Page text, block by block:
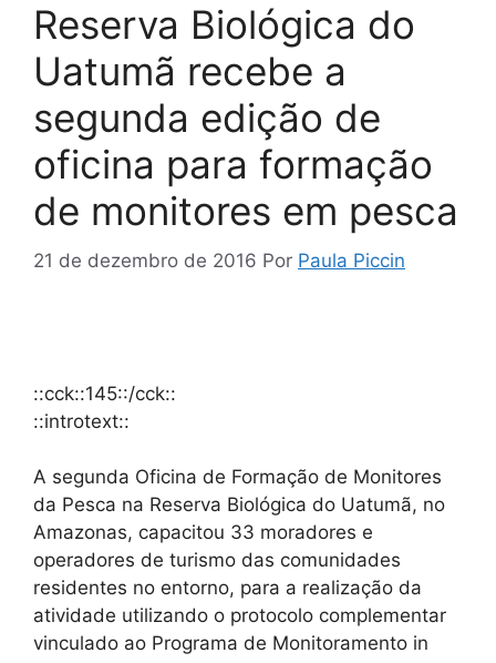
Reserva Biológica do
Uatumã recebe a
segunda edição de
oficina para formação
de monitores em pesca
21 de dezembro de 2016 Por Paula Piccin
::cck::145::/cck::
::introtext::
A segunda Oficina de Formação de Monitores
da Pesca na Reserva Biológica do Uatumã, no
Amazonas, capacitou 33 moradores e
operadores de turismo das comunidades
residentes no entorno, para a realização da
atividade utilizando o protocolo complementar
vinculado ao Programa de Monitoramento in